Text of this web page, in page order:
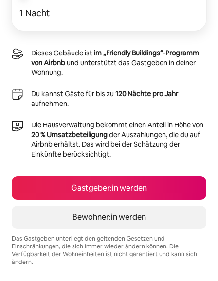
1 Nacht
Dieses Gebäude istim „Friendly Buildings“-Programm
von Airbnbund unterstützt das Gastgeben in deiner
Wohnung.
Du kannst Gäste für bis zu 120 Nächte pro Jahr
aufnehmen.
Die Hausverwaltung bekommt einen Anteil in Höhe von
20 % Umsatzbeteiligungder Auszahlungen, die du auf
Airbnb erhältst. Das wird bei der Schätzung der
Einkünfte berücksichtigt.
Gastgeber:in werden
Bewohner:in werden
Das Gastgeben unterliegt den geltenden Gesetzen und
Einschränkungen, die sich immer wieder ändern können. Die
Verfügbarkeit der Wohneinheiten ist nicht garantiert und kann sich
ändern.